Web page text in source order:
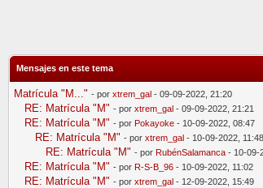
Mensajes en este tema
Matrícula "M..." - por xtrem_gal - 09-09-2022, 21:20
RE: Matrícula "M" - por xtrem_gal - 09-09-2022, 21:21
RE: Matrícula "M" - por Pokayoke - 10-09-2022, 08:47
RE: Matrícula "M" - por xtrem_gal - 10-09-2022, 11:48
RE: Matrícula "M" - por RubénSalamanca - 10-09-
RE: Matrícula "M" - por R-S-B_96 - 10-09-2022, 11:02
RE: Matrícula "M" - por xtrem_gal - 12-09-2022, 15:49